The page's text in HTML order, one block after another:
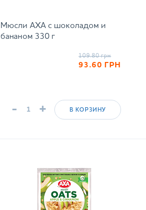
Мюсли АХА с шоколадом и
бананом 330 г
109.80 грн
93.60 ГРН
- + В КОРЗИНУ